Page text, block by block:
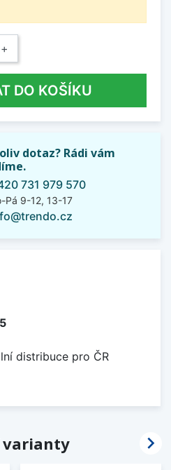
+
DO KOŠÍKU
dotaz? Rádi vám
731 979 570
Pá 9-12, 13-17
distribuce pro ČR
varianty 